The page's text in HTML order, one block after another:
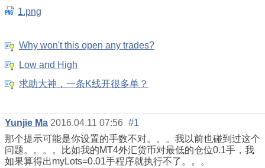
1.png
Why won't this open any trades?
Low and High
求助大神，一条K线开很多单？
Yunjie Ma 2016.04.11 07:56 #1
那个提示可能是你设置的手数不对。。。我以前也碰到过这个
问题。。。。比如我的MT4外汇货币对最低的仓位0.1手，我
如果算得出myLots=0.01手程序就执行不了。。。